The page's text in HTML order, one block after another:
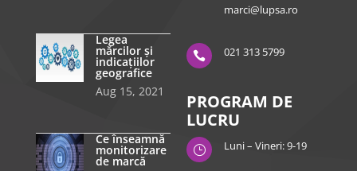
Legea
mărcilor și
indicațiilor
geografice
Aug 15, 2021
Ce înseamnă
monitorizare
de marcă
marci@lupsa.ro
 021 313 5799
PROGRAM DE
LUCRU
} Luni – Vineri: 9-19